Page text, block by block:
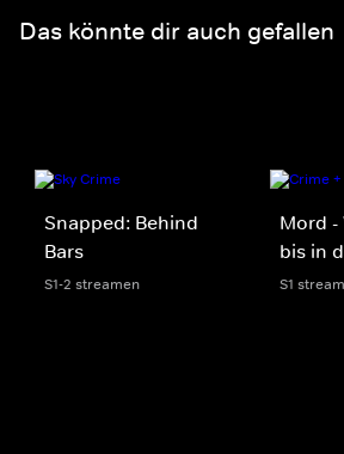
Das könnte dir auch gefallen
Snapped: Behind
Bars
S1-2 streamen
Mord -
bis in
S1